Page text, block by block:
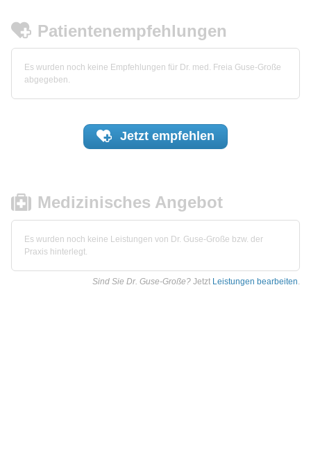
Patientenempfehlungen
Es wurden noch keine Empfehlungen für Dr. med. Freia Guse-Große
abgegeben.
Jetzt empfehlen
Medizinisches Angebot
Es wurden noch keine Leistungen von Dr. Guse-Große bzw. der
Praxis hinterlegt.
Sind Sie Dr. Guse-Große? Jetzt Leistungen bearbeiten.